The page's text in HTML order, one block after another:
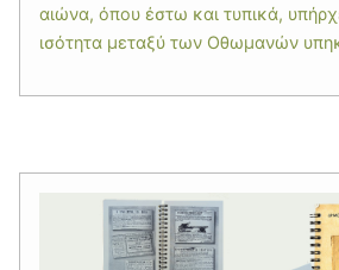
αιώνα, όπου έστω και τυπικά,
ισότητα μεταξύ των Οθωμανών